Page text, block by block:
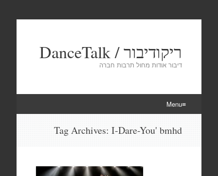
ריקודיבור / DanceTalk
דיבור אודות מחול תרבות חברה
Menu
Tag Archives:I-Dare-You' bmhd